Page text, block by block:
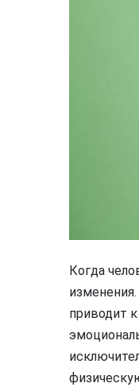
Когда
приводит